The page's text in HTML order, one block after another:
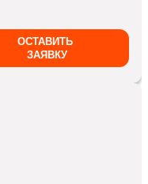
ОСТАВИТЬ
ЗАЯВКУ